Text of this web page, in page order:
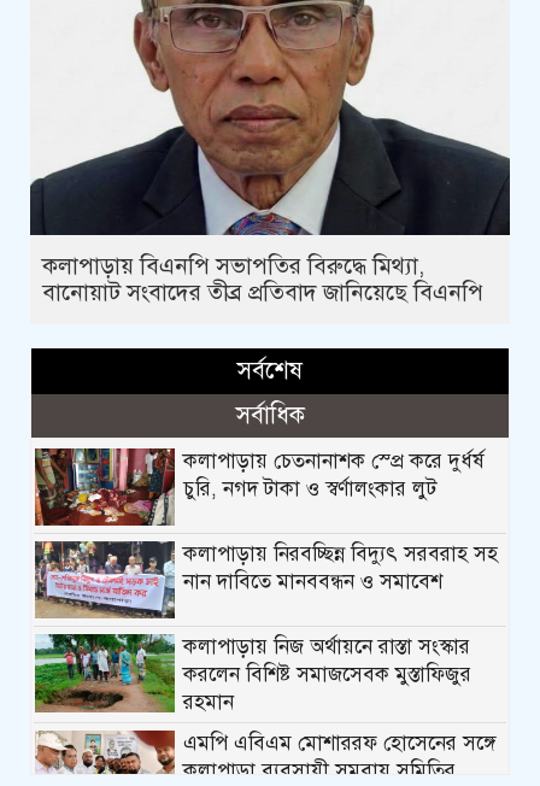
কলাপাড়ায় বিএনপি সভাপতির বিরুদ্ধে মিথ্যা,
বানোয়াট সংবাদের তীব্র প্রতিবাদ জানিয়েছে বিএনপি
সর্বশেষ
সর্বাধিক
কলাপাড়ায় চেতনানাশক স্প্রে করে দুর্ধর্ষ
চুরি, নগদ টাকা ও স্বর্ণালংকার লুট
কলাপাড়ায় নিরবচ্ছিন্ন বিদ্যুৎ সরবরাহ সহ
নান দাবিতে মানববন্ধন ও সমাবেশ
কলাপাড়ায় নিজ অর্থায়নে রাস্তা সংস্কার
করলেন বিশিষ্ট সমাজসেবক মুস্তাফিজুর
রহমান
এমপি এবিএম মোশাররফ হোসেনের সঙ্গে
কলাপাড়া ব্যবসায়ী সমবায় সমিতির